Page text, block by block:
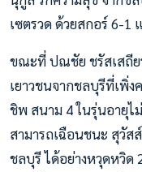
เซตรวด ด้วยสกอร์ 6-1
ขณะที่ ปณชัย ชรัสเสถี
เยาวชนจากชลบุรีที่เพิ่
ชิพ สนาม 4 ในรุ่นอายุไ
สามารถเฉือนชนะ สุวั
ชลบุรี ได้อย่างหวุดหวิด